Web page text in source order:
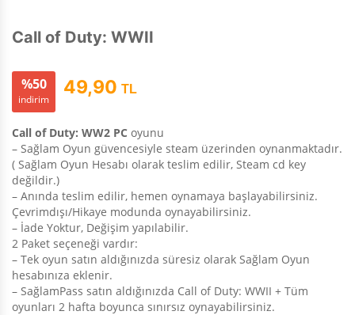
Call of Duty: WWII
%50
indirim
49,90 TL
Call of Duty: WW2 PC oyunu
– Sağlam Oyun güvencesiyle steam üzerinden oynanmaktadır.
( Sağlam Oyun Hesabı olarak teslim edilir, Steam cd key
değildir.)
– Anında teslim edilir, hemen oynamaya başlayabilirsiniz.
Çevrimdışı/Hikaye modunda oynayabilirsiniz.
– İade Yoktur, Değişim yapılabilir.
2 Paket seçeneği vardır:
– Tek oyun satın aldığınızda süresiz olarak Sağlam Oyun
hesabınıza eklenir.
– SağlamPass satın aldığınızda Call of Duty: WWII + Tüm
oyunları 2 hafta boyunca sınırsız oynayabilirsiniz.